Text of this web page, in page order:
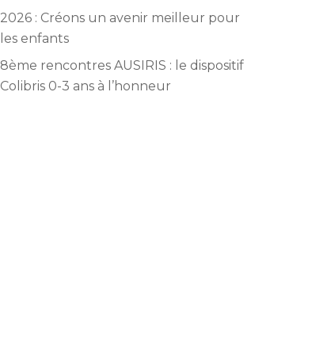
2026 : Créons un avenir meilleur pour
les enfants
8ème rencontres AUSIRIS : le dispositif
Colibris 0-3 ans à l’honneur